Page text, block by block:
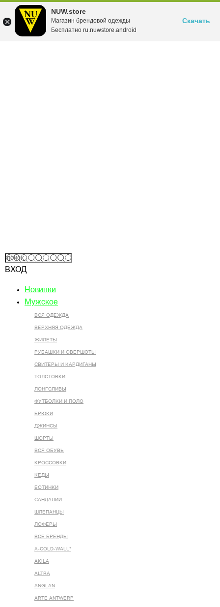
NUW.store
Магазин брендовой одежды
Бесплатно ru.nuwstore.android
Скачать
ВХОД
Новинки
Мужское
ВСЯ ОДЕЖДА
ВЕРХНЯЯ ОДЕЖДА
ЖИЛЕТЫ
РУБАШКИ И ОВЕРШОТЫ
СВИТЕРЫ И КАРДИГАНЫ
ТОЛСТОВКИ
ЛОНГСЛИВЫ
ФУТБОЛКИ И ПОЛО
БРЮКИ
ДЖИНСЫ
ШОРТЫ
ВСЯ ОБУВЬ
КРОССОВКИ
КЕДЫ
БОТИНКИ
САНДАЛИИ
ШЛЕПАНЦЫ
ЛОФЕРЫ
ВСЕ БРЕНДЫ
A-COLD-WALL*
AKILA
ALTRA
ANGLAN
ARTE ANTWERP